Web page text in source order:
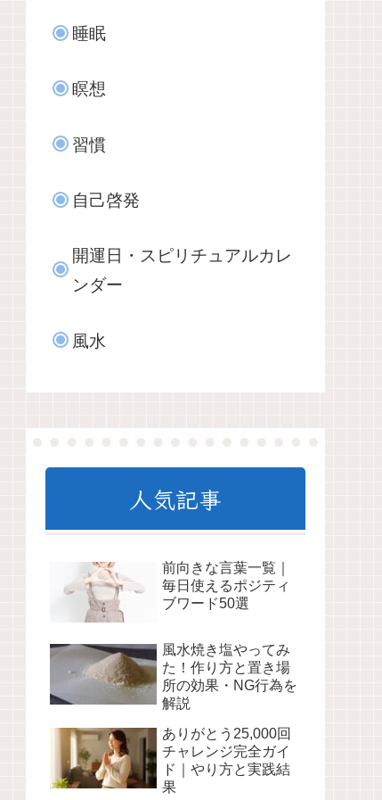
睡眠
瞑想
習慣
自己啓発
開運日・スピリチュアルカレ
ンダー
風水
人気記事
前向きな言葉一覧｜
毎日使えるポジティ
ブワード50選
風水焼き塩やってみ
た！作り方と置き場
所の効果・NG行為を
解説
ありがとう25,000回
チャレンジ完全ガイ
ド｜やり方と実践結
果